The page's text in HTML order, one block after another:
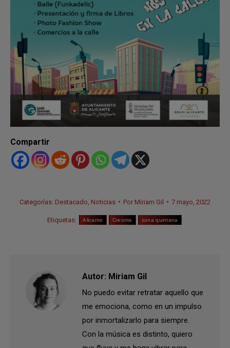
Compartir
Categorías: Destacado Noticias Por Miriam Gil 7 mayo, 2022
Etiquetas: Alicante Creonte zona quintana
Autor: Miriam Gil
No puedo evitar retratar aquello que
me emociona, como en un impulso
por inmortalizarlo para siempre.
Con la música es distinto, quiero